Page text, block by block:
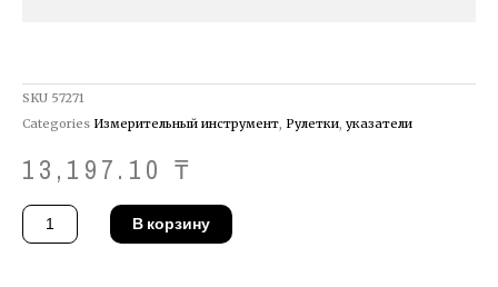
SKU 57271
Categories Измерительный инструмент Рулетки указатели
13,197.10 ₸
Количество
товара
Рулетка
В корзину